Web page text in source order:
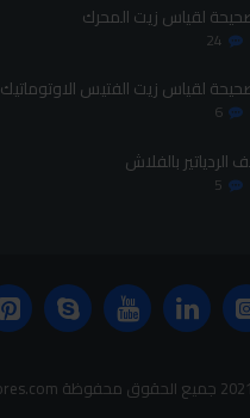
لقياس زيت المحرك
24
لقياس زيت الفتيس الاوتوماتيك
6
الردياتير بالفلاش
5